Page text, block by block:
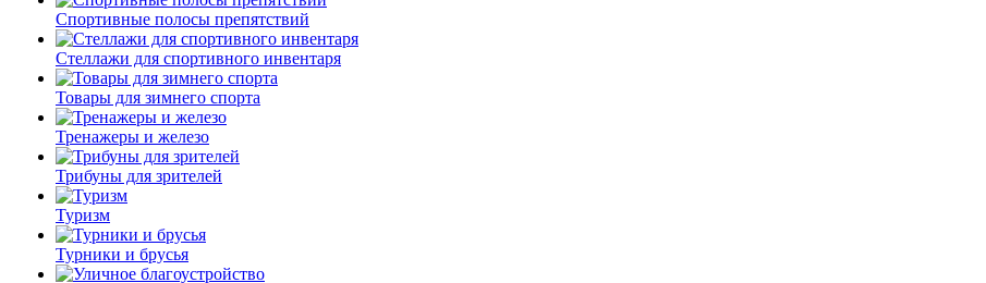
Спортивные полосы препятствий
Стеллажи для спортивного инвентаря
Товары для зимнего спорта
Тренажеры и железо
Трибуны для зрителей
Туризм
Турники и брусья